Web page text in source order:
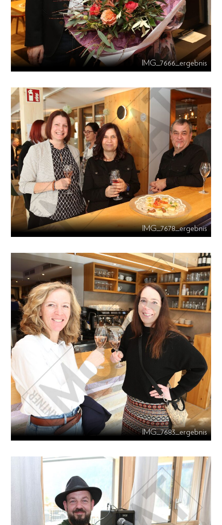
IMG_7666_ergebnis
IMG_7678_ergebnis
IMG_7683_ergebnis